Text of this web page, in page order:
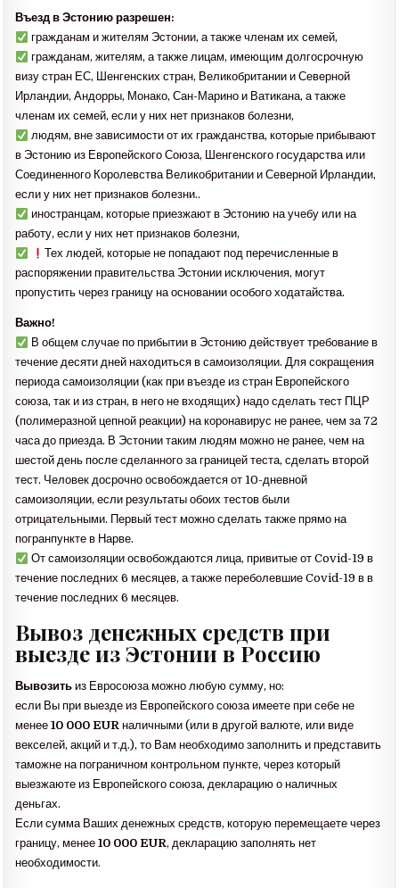
Въезд в Эстонию разрешен:
гражданам и жителям Эстонии, а также членам их семей,
гражданам, жителям, а также лицам, имеющим долгосрочную
визу стран ЕС, Шенгенских стран, Великобритании и Северной
Ирландии, Андорры, Монако, Сан-Марино и Ватикана, а также
членам их семей, если у них нет признаков болезни,
людям, вне зависимости от их гражданства, которые прибывают
в Эстонию из Европейского Союза, Шенгенского государства или
Соединенного Королевства Великобритании и Северной Ирландии,
если у них нет признаков болезни..
иностранцам, которые приезжают в Эстонию на учебу или на
работу, если у них нет признаков болезни,
Тех людей, которые не попадают под перечисленные в
распоряжении правительства Эстонии исключения, могут
пропустить через границу на основании особого ходатайства.
Важно!
В общем случае по прибытии в Эстонию действует требование в
течение десяти дней находиться в самоизоляции. Для сокращения
периода самоизоляции (как при въезде из стран Европейского
союза, так и из стран, в него не входящих) надо сделать тест ПЦР
(полимеразной цепной реакции) на коронавирус не ранее, чем за 72
часа до приезда. В Эстонии таким людям можно не ранее, чем на
шестой день после сделанного за границей теста, сделать второй
тест. Человек досрочно освобождается от 10-дневной
самоизоляции, если результаты обоих тестов были
отрицательными. Первый тест можно сделать также прямо на
погранпункте в Нарве.
От самоизоляции освобождаются лица, привитые от Covid-19 в
течение последних 6 месяцев, а также переболевшие Covid-19 в в
течение последних 6 месяцев.
Вывоз денежных средств при
выезде из Эстонии в Россию
Вывозитьиз Евросоюза можно любую сумму, но:
если Вы при выезде из Европейского союза имеете при себе не
менее 10 000 EURналичными (или в другой валюте, или виде
векселей, акций и т.д.), то Вам необходимо заполнить и представить
таможне на пограничном контрольном пункте, через который
выезжаюте из Европейского союза, декларацию о наличных
деньгах.
Если сумма Ваших денежных средств, которую перемещаете через
границу, менее 10 000 EUR, декларацию заполнять нет
необходимости.